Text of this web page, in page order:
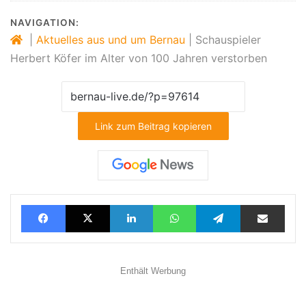
NAVIGATION:
Aktuelles aus und um Bernau
Schauspieler
Herbert Köfer im Alter von 100 Jahren verstorben
Link zum Beitrag kopieren
FacebookX LinkedInWhatsAppTelegramTeilen via E-Mail
Enthält Werbung